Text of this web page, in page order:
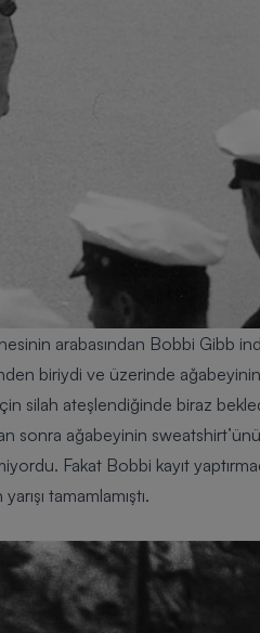
arabasından Bobbi Gibb
biriydi ve üzerinde
silah ateşlendiğinde biraz
sonra ağabeyinin sweatshirt’ünü
Fakat Bobbi kayıt
tamamlamıştı.